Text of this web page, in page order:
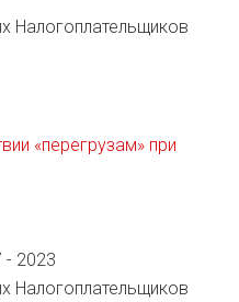
Налогоплательщиков
«перегрузам» при
2023
Налогоплательщиков